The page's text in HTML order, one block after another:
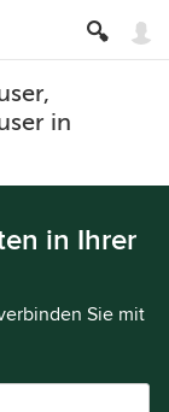
in
in Ihrer
Sie mit